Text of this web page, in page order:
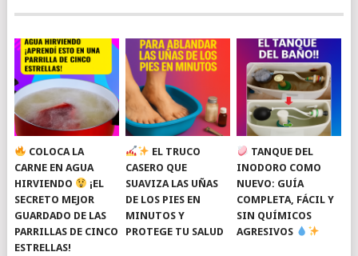
COLOCA LA
CARNE EN AGUA
HIRVIENDO
¡EL
SECRETO MEJOR
GUARDADO DE LAS
PARRILLAS DE CINCO
ESTRELLAS!
EL TRUCO
CASERO QUE
SUAVIZA LAS UÑAS
DE LOS PIES EN
MINUTOS Y
PROTEGE TU SALUD
TANQUE DEL
INODORO COMO
NUEVO: GUÍA
COMPLETA, FÁCIL Y
SIN QUÍMICOS
AGRESIVOS